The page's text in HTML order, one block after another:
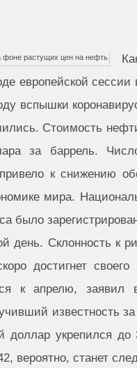
европейской
вспышки
Стоимость
за баррель.
к снижению
мира.
было
день. Склонность к
достигнет
к апрелю, заявил
известность
доллар укрепился до
вероятно, станет